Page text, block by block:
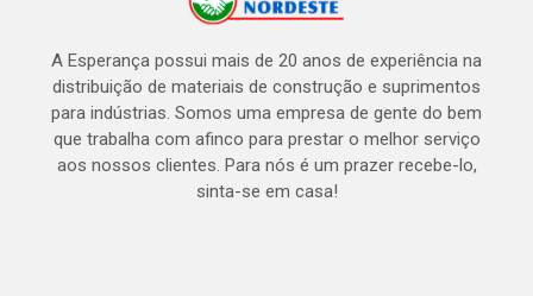
A Esperança possui mais de 20 anos de experiência na
distribuição de materiais de construção e suprimentos
para indústrias. Somos uma empresa de gente do bem
que trabalha com afinco para prestar o melhor serviço
aos nossos clientes. Para nós é um prazer recebe-lo,
sinta-se em casa!